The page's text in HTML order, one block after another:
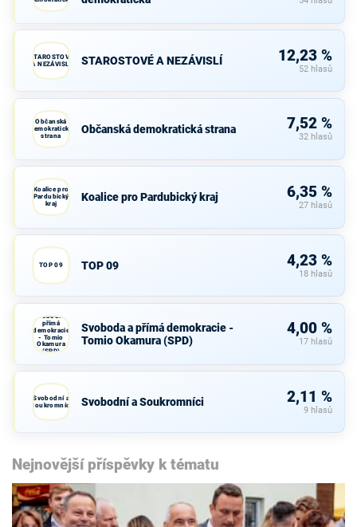
STAROSTOVÉ
A NEZÁVISLÍ
STAROSTOVÉ A NEZÁVISLÍ 12,23 %
52 hlasů
Občanská
demokratická
strana
Občanská demokratická strana 7,52 %
32 hlasů
Koalice pro
Pardubický
kraj
Koalice pro Pardubický kraj 6,35 %
27 hlasů
TOP 09 TOP 09 4,23 %
18 hlasů
Svoboda a
přímá
demokracie
- Tomio
Okamura
(SPD)
Svoboda a přímá demokracie -
Tomio Okamura (SPD)
4,00 %
17 hlasů
Svobodní a
Soukromníci
Svobodní a Soukromníci 2,11 %
9 hlasů
Nejnovější příspěvky k tématu